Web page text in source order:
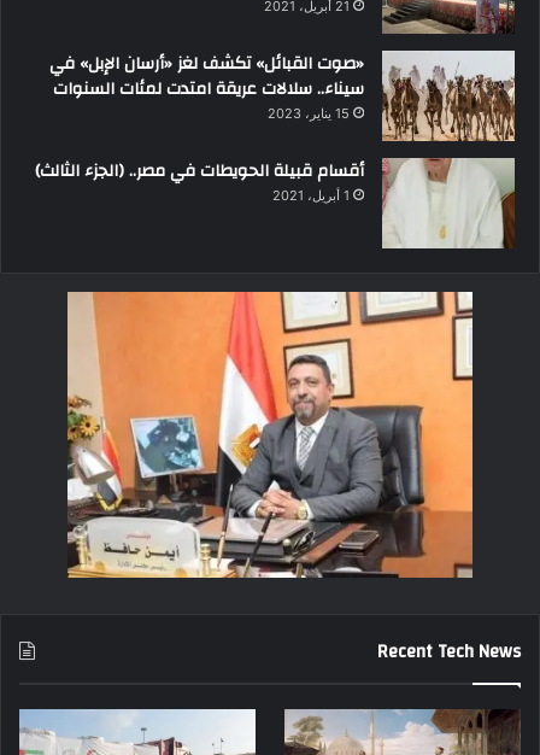
21 أبريل، 2021
«صوت القبائل» تكشف لغز «أرسان الإبل» في
سيناء.. سلالات عريقة امتدت لمئات السنوات
15 يناير، 2023
أقسام قبيلة الحويطات في مصر.. (الجزء الثالث)
1 أبريل، 2021
Recent Tech News